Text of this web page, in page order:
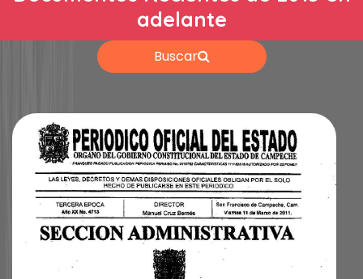
adelante
Buscar